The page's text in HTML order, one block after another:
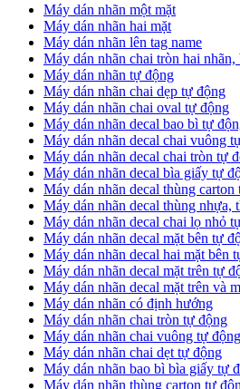
Máy dán nhãn một mặt
Máy dán nhãn hai mặt
Máy dán nhãn lên tag name
Máy dán nhãn chai tròn hai nhãn,
Máy dán nhãn tự động
Máy dán nhãn chai dẹp tự động
Máy dán nhãn chai oval tự động
Máy dán nhãn decal bao bì tự
Máy dán nhãn decal chai vuông
Máy dán nhãn decal chai tròn tự
Máy dán nhãn decal bìa giấy tự
Máy dán nhãn decal thùng carton
Máy dán nhãn decal thùng nhựa,
Máy dán nhãn decal chai lọ nhỏ
Máy dán nhãn decal mặt bên tự
Máy dán nhãn decal hai mặt bên
Máy dán nhãn decal mặt trên tự
Máy dán nhãn decal mặt trên và
Máy dán nhãn có định hướng
Máy dán nhãn chai tròn tự động
​Máy dán nhãn chai vuông tự động
​Máy dán nhãn chai dẹt tự động
​Máy dán nhãn bao bì bìa giấy tự
Máy dán nhãn thùng carton tự